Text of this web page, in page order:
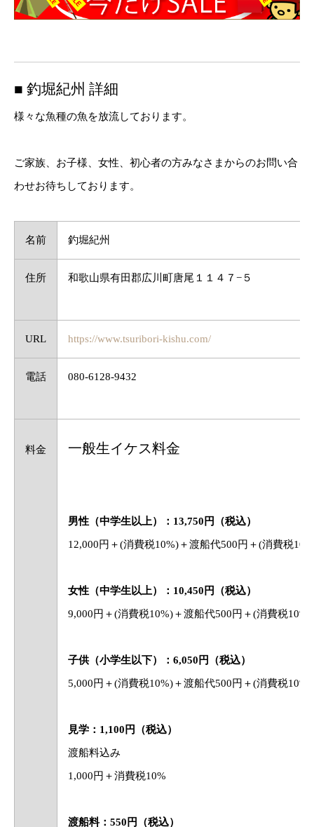
■ 釣堀紀州 詳細
様々な魚種の魚を放流しております。
ご家族、お子様、女性、初心者の方みなさまからのお問い合
わせお待ちしております。
名前 釣堀紀州
住所 和歌山県有田郡広川町唐尾１１４７−５
URL https://www.tsuribori-kishu.com/
電話 080-6128-9432
料金 一般生イケス料金
男性（中学生以上）：13,750円（税込）
12,000円＋(消費税10%)＋渡船代500円＋(消費税
女性（中学生以上）：10,450円（税込）
9,000円＋(消費税10%)＋渡船代500円＋(消費税10%)
子供（小学生以下）：6,050円（税込）
5,000円＋(消費税10%)＋渡船代500円＋(消費税10%)
見学：1,100円（税込）
渡船料込み
1,000円＋消費税10%
渡船料：550円（税込）